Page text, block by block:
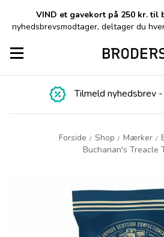
VIND et gavekort på 250 kr. til
nyhedsbrevsmodtager, deltager du
Toggle navigation
Tilmeld nyhedsbrev
Forside / Shop / Mærker /
Buchanan's Treacle